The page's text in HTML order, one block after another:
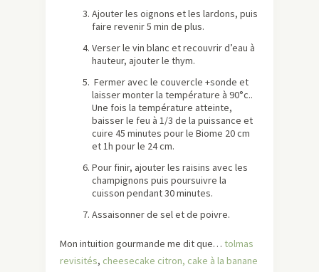
Ajouter les oignons et les lardons, puis
faire revenir 5 min de plus.
Verser le vin blanc et recouvrir d’eau à
hauteur, ajouter le thym.
Fermer avec le couvercle +sonde et
laisser monter la température à 90°c..
Une fois la température atteinte,
baisser le feu à 1/3 de la puissance et
cuire 45 minutes pour le Biome 20 cm
et 1h pour le 24 cm.
Pour finir, ajouter les raisins avec les
champignons puis poursuivre la
cuisson pendant 30 minutes.
Assaisonner de sel et de poivre.
Mon intuition gourmande me dit que… tolmas
revisités, cheesecake citron, cake à la banane